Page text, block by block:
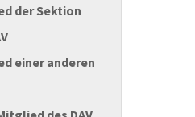
der Sektion
einer anderen